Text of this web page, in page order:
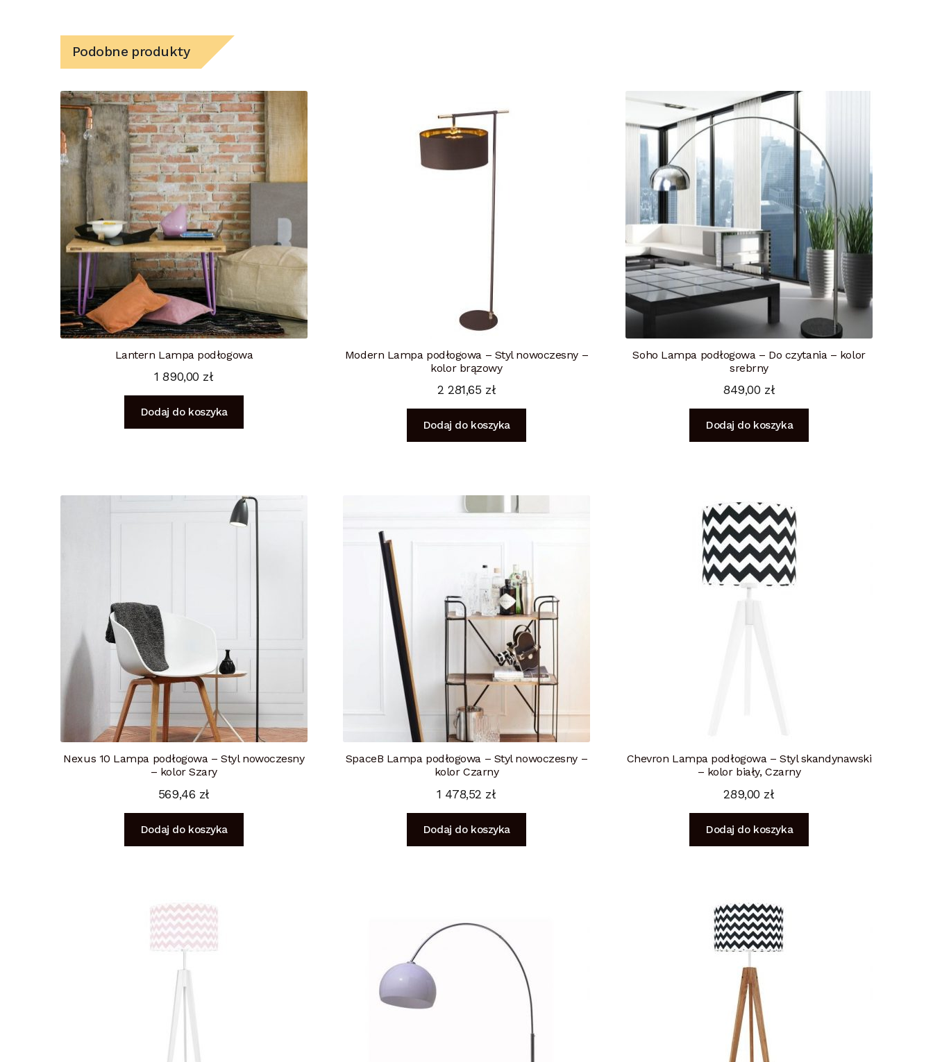
Podobne produkty
Lantern Lampa podłogowa
1 890,00 zł
Dodaj do koszyka
Modern Lampa podłogowa – Styl nowoczesny –
kolor brązowy
2 281,65 zł
Dodaj do koszyka
Soho Lampa podłogowa – Do czytania – kolor
srebrny
849,00 zł
Dodaj do koszyka
Nexus 10 Lampa podłogowa – Styl nowoczesny
– kolor Szary
569,46 zł
Dodaj do koszyka
SpaceB Lampa podłogowa – Styl nowoczesny –
kolor Czarny
1 478,52 zł
Dodaj do koszyka
Chevron Lampa podłogowa – Styl skandynawski
– kolor biały, Czarny
289,00 zł
Dodaj do koszyka